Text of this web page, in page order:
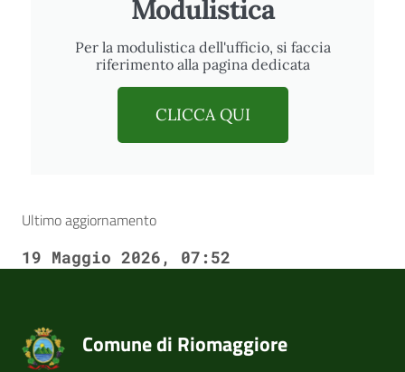
Modulistica
Per la modulistica dell'ufficio, si faccia
riferimento alla pagina dedicata
CLICCA QUI
Ultimo aggiornamento
19 Maggio 2026, 07:52
Comune di Riomaggiore